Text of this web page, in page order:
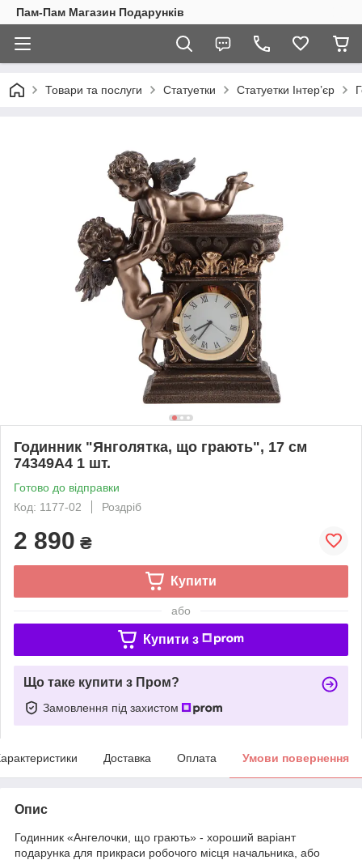
Пам-Пам Магазин Подарунків
Товари та послуги Статуетки Статуетки Інтер’єр
Годинник "Янголятка, що грають", 17 см
74349A4 1 шт.
Готово до відправки
Код: 1177-02
Роздріб
2 890 ₴
Купити
або
Купити з
Що таке купити з Пром?
Замовлення під захистом
Доставка Оплата Умови повернення
Опис
Годинник «Ангелочки, що грають» - хороший варіант
подарунка для прикраси робочого місця начальника, або